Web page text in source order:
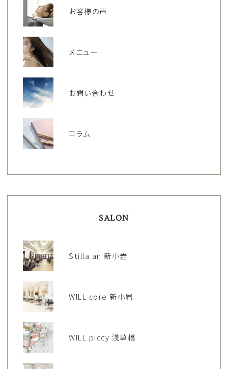
お客様の声
メニュー
お問い合わせ
コラム
SALON
Stilla an 新小岩
WILL core 新小岩
WILL piccy 浅草橋